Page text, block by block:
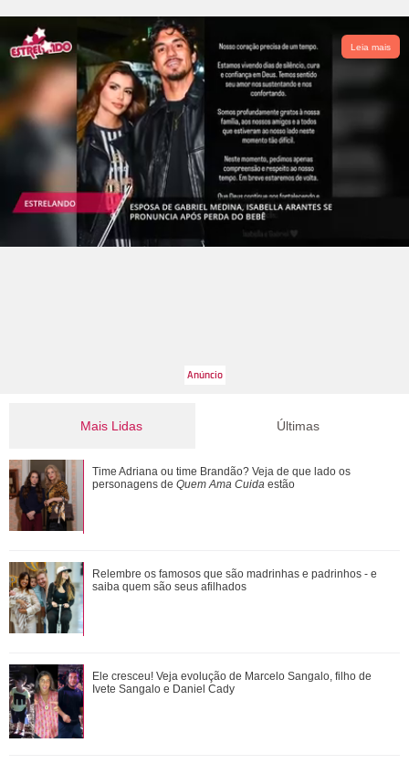
Leia mais
Mais Lidas
Ronei e Cinara desconfiam da ligação de Zilá com
Verônica. Saiba o que vai acontecer em ...
Ele cresceu! Veja evolução de Marcelo Sangalo, filho de
Ivete Sangalo e Daniel Cady
Omar e Alika conversam sobre a retomada de Batanga,
quando Tonho chega. Saiba o que vai acont...
Últimas
Time Adriana ou time Brandão? Veja de que lado os
personagens de Quem Ama Cuida estão
Relembre os famosos que são madrinhas e padrinhos - e
saiba quem são seus afilhados
Ele cresceu! Veja evolução de Marcelo Sangalo, filho de
Ivete Sangalo e Daniel Cady